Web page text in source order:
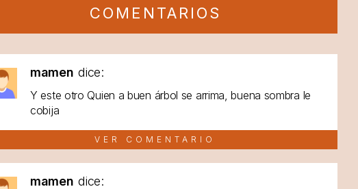
COMENTARIOS
mamen dice:
Y este otro Quien a buen árbol se arrima, buena sombra le
cobija
VER COMENTARIO
mamen dice: